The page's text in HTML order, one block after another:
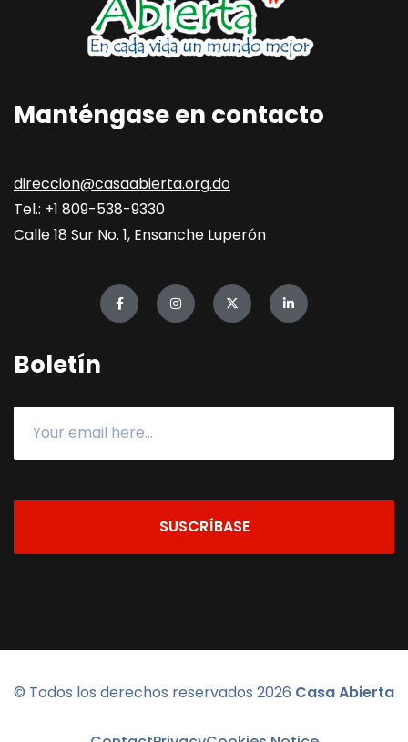
Manténgase en contacto
direccion@casaabierta.org.do
Tel.: +1 809-538-9330
Calle 18 Sur No. 1, Ensanche Luperón
Boletín
SUSCRÍBASE
© Todos los derechos reservados 2026 Casa Abierta